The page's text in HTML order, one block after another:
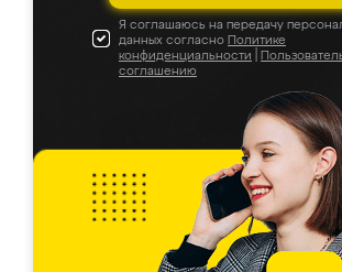
Я соглашаюсь на передачу
данных согласно Политике
конфиденциальности
соглашению